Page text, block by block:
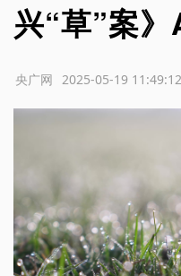
兴“草”案
2025-05-19 11:49:12
央广网